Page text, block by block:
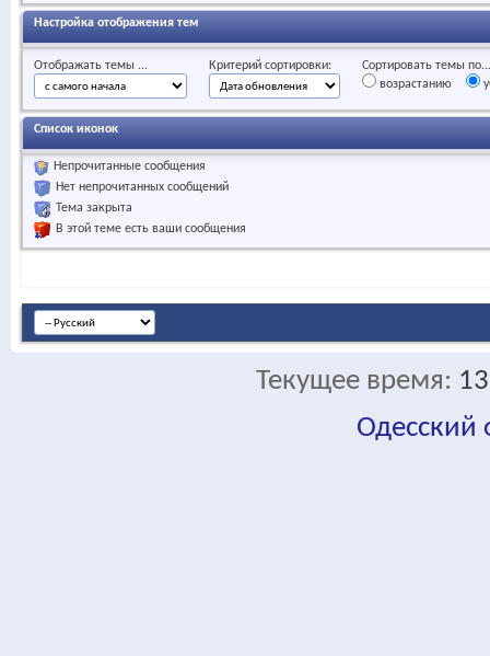
Настройка отображения тем
Отображать темы ... Критерий сортировки:
Сортировать темы по...
возрастанию
Список иконок
Непрочитанные сообщения
Нет непрочитанных сообщений
Тема закрыта
В этой теме есть ваши сообщения
Текущее время:
Одесский